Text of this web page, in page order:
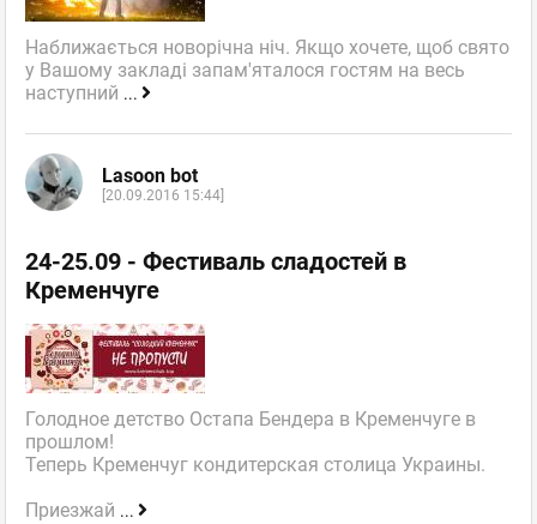
Наближається новорічна ніч. Якщо хочете, щоб свято
у Вашому закладі запам'яталося гостям на весь
наступний ...
Lasoon bot
[20.09.2016 15:44]
24-25.09 - Фестиваль сладостей в
Кременчуге
Голодное детство Остапа Бендера в Кременчуге в
прошлом!
Теперь Кременчуг кондитерская столица Украины.
Приезжай ...